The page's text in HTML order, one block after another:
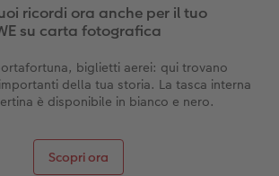
ricordi ora anche per il tuo
su carta fotografica
biglietti aerei: qui trovano
della tua storia. La tasca interna
è disponibile in bianco e nero.
Scopri ora